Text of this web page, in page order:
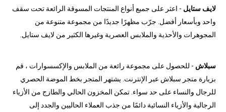
لايف ستايل - اعثر على جميع أنواع المنتجات المسوقة الرائعة تحت سقف
واحد وبأسعار أفضل. جرّب مظهرًا جديدًا من مجموعة متنوعة من
المجوهرات والأحذية والملابس العصرية وغيرها الكثير من لايف ستايل.
سبلاش - للحصول على مجموعة رائعة من الملابس والإكسسوارات ، قم
بزيارة متجر سبلاش عبر الإنترنت. يشتهر المتجر بخط الموضة الحصري
للرجال والنساء على حد سواء. تمكن المخزون الحالي والطازج من الأزياء
الرجالية والأزياء النسائية دائمًا من جذب العملاء الحاليين والجدد إلى